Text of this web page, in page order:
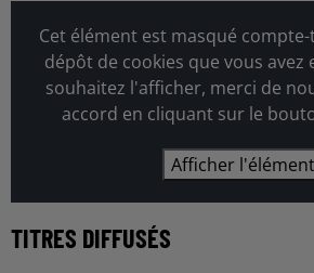
Cet élément est masqué
dépôt de cookies que vous avez
souhaitez l'afficher, merci de
accord en cliquant sur le
Afficher l'élément
TITRES DIFFUSÉS